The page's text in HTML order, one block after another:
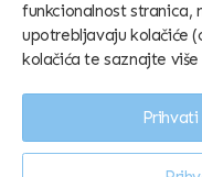
funkcionalnost stranica,
upotrebljavaju kolačiće
kolačića te saznajte
Od 9:00 do 16:00/22:00